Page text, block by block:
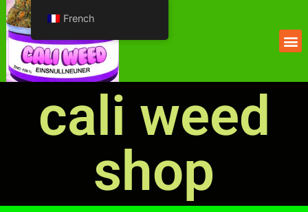
cali weed
shop
French